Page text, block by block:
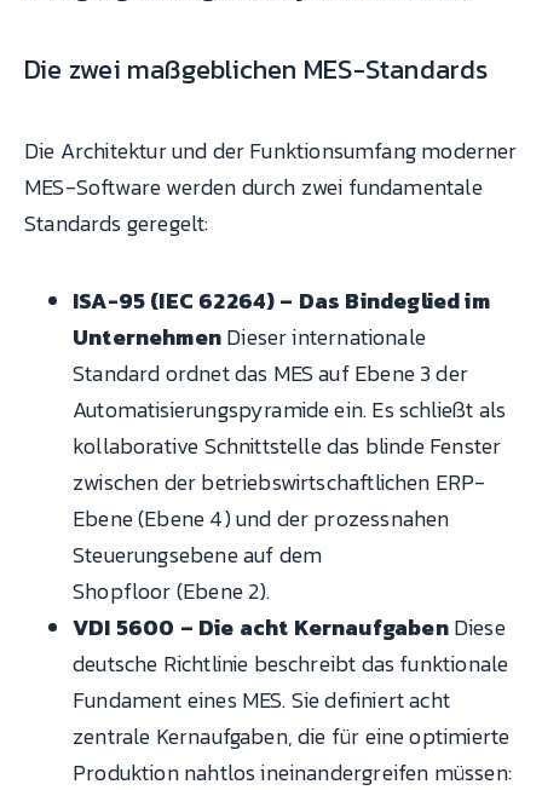
Die zwei maßgeblichen MES-Standards
Die Architektur und der Funktionsumfang moderner
MES-Software werden durch zwei fundamentale
Standards geregelt:
ISA-95 (IEC 62264) – Das Bindeglied im
UnternehmenDieser internationale
Standard ordnet das MES auf Ebene 3 der
Automatisierungspyramide ein. Es schließt als
kollaborative Schnittstelle das blinde Fenster
zwischen der betriebswirtschaftlichen ERP-
Ebene (Ebene 4) und der prozessnahen
Steuerungsebene auf dem
Shopfloor (Ebene 2).
VDI 5600 – Die acht KernaufgabenDiese
deutsche Richtlinie beschreibt das funktionale
Fundament eines MES. Sie definiert acht
zentrale Kernaufgaben, die für eine optimierte
Produktion nahtlos ineinandergreifen müssen: